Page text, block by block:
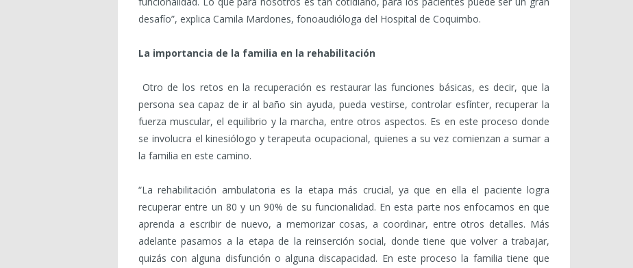
desafío”, explica Camila Mardones, fonoaudióloga del Hospital de Coquimbo.
La importancia de la familia en la rehabilitación
Otro de los retos en la recuperación es restaurar las funciones básicas, es decir, que la
persona sea capaz de ir al baño sin ayuda, pueda vestirse, controlar esfínter, recuperar la
fuerza muscular, el equilibrio y la marcha, entre otros aspectos. Es en este proceso donde
se involucra el kinesiólogo y terapeuta ocupacional, quienes a su vez comienzan a sumar a
la familia en este camino.
“La rehabilitación ambulatoria es la etapa más crucial, ya que en ella el paciente logra
recuperar entre un 80 y un 90% de su funcionalidad. En esta parte nos enfocamos en que
aprenda a escribir de nuevo, a memorizar cosas, a coordinar, entre otros detalles. Más
adelante pasamos a la etapa de la reinserción social, donde tiene que volver a trabajar,
quizás con alguna disfunción o alguna discapacidad. En este proceso la familia tiene que